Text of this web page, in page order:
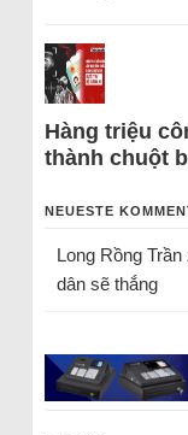
Hàng triệu
thành chuột
NEUESTE
Long Rồng Trần
dân sẽ thắng